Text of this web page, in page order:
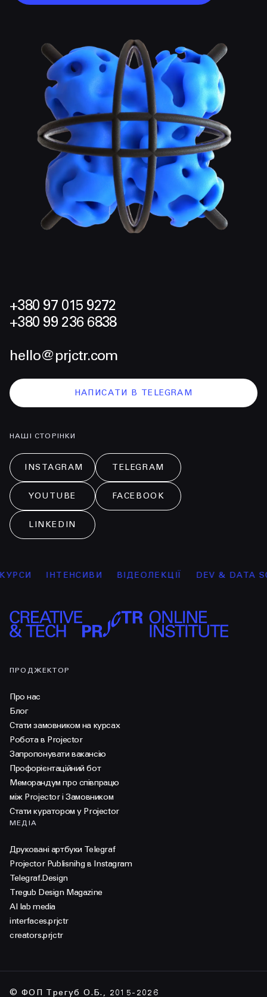
+380 97 015 9272
+380 99 236 6838
hello@prjctr.com
НАПИСАТИ В TELEGRAM
НАШІ СТОРІНКИ
INSTAGRAM TELEGRAM
YOUTUBE FACEBOOK
LINKEDIN
ІНТЕНСИВИ ВІДЕОЛЕКЦІЇ DEV & DATA
ПРОДЖЕКТОР
Про нас
Блог
Стати замовником на курсах
Робота в Projector
Запропонувати вакансію
Профорієнтаційний бот
Меморандум про співпрацю
між Projector і Замовником
Стати куратором у Projector
МЕДІА
Друковані артбуки Telegraf
Projector Publisnihg в Instagram
Telegraf.Design
Tregub Design Magazine
AI lab media
interfaces.prjctr
creators.prjctr
© ФОП Трегуб О.Б., 2015-2026